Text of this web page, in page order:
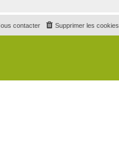
Supprimer les cookies
contacter